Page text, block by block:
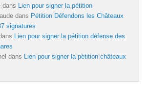
dans Lien pour signer la pétition
dans Pétition Défendons les Châteaux
signatures
Lien pour signer la pétition défense des
dans Lien pour signer la pétition châteaux